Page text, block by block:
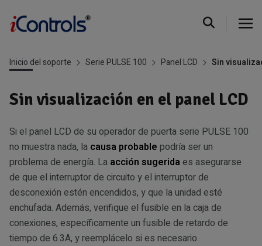
Inicio del soporte Serie PULSE 100 Panel LCD Sin
Sin visualización en el panel LCD
Si el panel LCD de su operador de puerta serie PULSE 100
no muestra nada, la causa probable podría ser un
problema de energía. La acción sugerida es asegurarse
de que el interruptor de circuito y el interruptor de
desconexión estén encendidos, y que la unidad esté
enchufada. Además, verifique el fusible en la caja de
conexiones, específicamente un fusible de retardo de
tiempo de 6.3A, y reemplácelo si es necesario.